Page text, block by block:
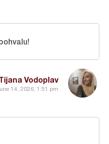
Vodoplav
14, 2026, 1:51 pm